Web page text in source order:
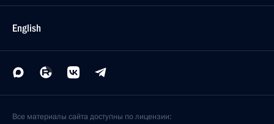
English
Все материалы сайта доступны по лицензии: